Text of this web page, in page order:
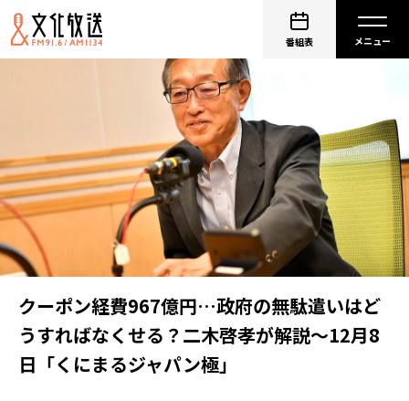
番組表
クーポン経費967億円…政府の無駄遣いはど
うすればなくせる？二木啓孝が解説～12月8
日「くにまるジャパン極」